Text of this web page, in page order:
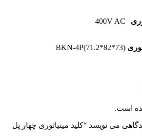
400V AC
BKN-4P(71.2*82*73)
است.
می نویسد “کلید مینیاتوری چهار پل